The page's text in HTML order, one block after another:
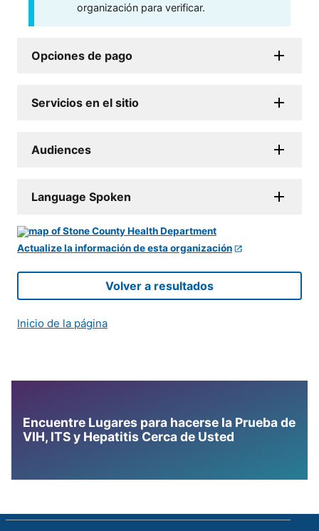
organización para verificar.
Opciones de pago
Servicios en el sitio
Audiences
Language Spoken
Actualize la información de esta organización
Volver a resultados
Inicio de la página
Encuentre Lugares para hacerse la Prueba de
VIH, ITS y Hepatitis Cerca de Usted